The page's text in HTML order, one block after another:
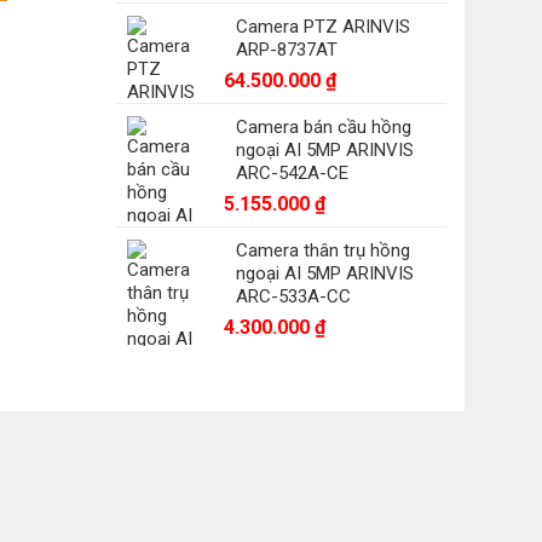
Camera PTZ ARINVIS
ARP-8737AT
64.500.000 ₫
Camera bán cầu hồng
ngoại AI 5MP ARINVIS
ARC-542A-CE
5.155.000 ₫
Camera thân trụ hồng
ngoại AI 5MP ARINVIS
ARC-533A-CC
4.300.000 ₫